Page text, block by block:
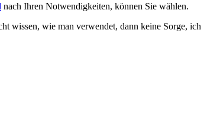
nach Ihren Notwendigkeiten, können Sie wählen.
wissen, wie man verwendet, dann keine Sorge, ich